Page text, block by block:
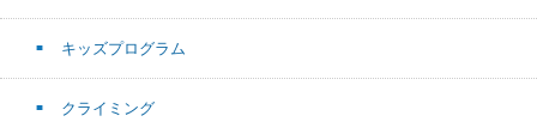
キッズプログラム
クライミング